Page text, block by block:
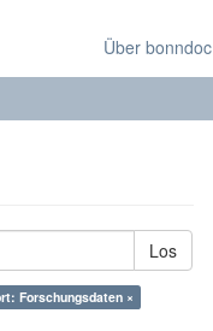
Über bonndoc
Los
Forschungsdaten ×